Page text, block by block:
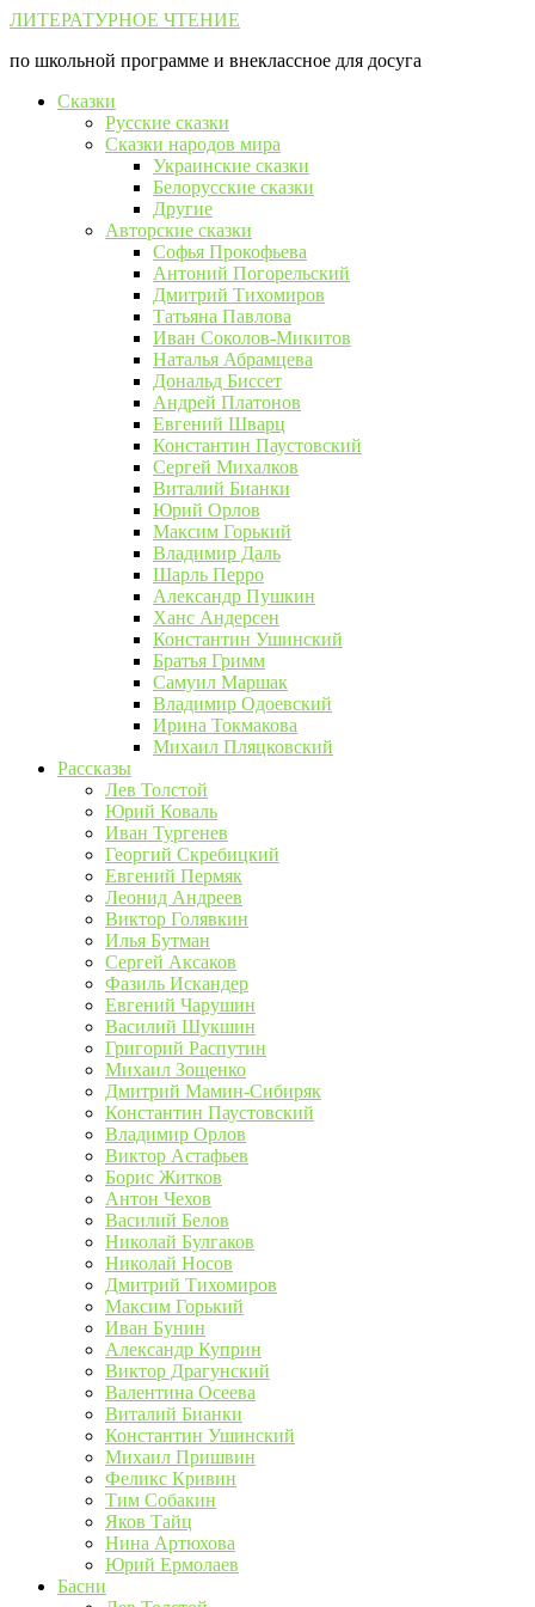
Перейти
контенту
ЛИТЕРАТУРНОЕ ЧТЕНИЕ
по школьной программе и внеклассное для досуга
Сказки
Русские сказки
Сказки народов мира
Украинские сказки
Белорусские сказки
Другие
Авторские сказки
Софья Прокофьева
Антоний Погорельский
Дмитрий Тихомиров
Татьяна Павлова
Иван Соколов-Микитов
Наталья Абрамцева
Дональд Биссет
Андрей Платонов
Евгений Шварц
Константин Паустовский
Сергей Михалков
Виталий Бианки
Юрий Орлов
Максим Горький
Владимир Даль
Шарль Перро
Александр Пушкин
Ханс Андерсен
Константин Ушинский
Братья Гримм
Самуил Маршак
Владимир Одоевский
Ирина Токмакова
Михаил Пляцковский
Рассказы
Лев Толстой
Юрий Коваль
Иван Тургенев
Георгий Скребицкий
Евгений Пермяк
Леонид Андреев
Виктор Голявкин
Илья Бутман
Сергей Аксаков
Фазиль Искандер
Евгений Чарушин
Василий Шукшин
Григорий Распутин
Михаил Зощенко
Дмитрий Мамин-Сибиряк
Константин Паустовский
Владимир Орлов
Виктор Астафьев
Борис Житков
Антон Чехов
Василий Белов
Николай Булгаков
Николай Носов
Дмитрий Тихомиров
Максим Горький
Иван Бунин
Александр Куприн
Виктор Драгунский
Валентина Осеева
Виталий Бианки
Константин Ушинский
Михаил Пришвин
Феликс Кривин
Тим Собакин
Яков Тайц
Нина Артюхова
Юрий Ермолаев
Басни